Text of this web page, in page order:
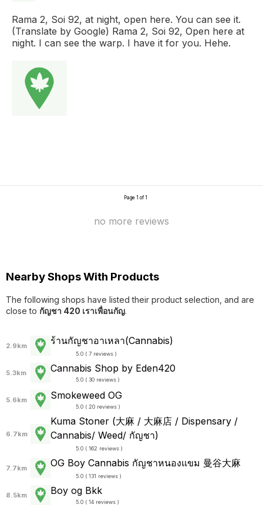
Rama 2, Soi 92, at night, open here. You can see it.
(Translate by Google) Rama 2, Soi 92, Open here at
night. I can see the warp. I have it for you. Hehe.
Page 1 of 1
no more reviews
Nearby Shops With Products
The following shops have listed their product selection, and are
close to กัญชา 420 เราเพื่อนกัญ.
2.9km ร้านกัญชาอาเหลา(Cannabis)
5.0 ( 7 reviews )
5.3km Cannabis Shop by Eden420
5.0 ( 30 reviews )
5.6km Smokeweed OG
5.0 ( 20 reviews )
6.7km
Kuma Stoner (大麻 / 大麻店 / Dispensary /
Cannabis/ Weed/ กัญชา)
5.0 ( 162 reviews )
7.7km OG Boy Cannabis กัญชาหนองแขม 曼谷大麻
5.0 ( 131 reviews )
8.5km Boy og Bkk
5.0 ( 14 reviews )